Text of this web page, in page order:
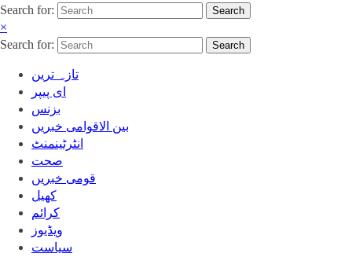
Search for: Search
×
Search for:
Search
تازہ ترین
ای پیپر
بزنس
بین الاقوامی خبریں
انٹرٹینمنٹ
صحت
قومی خبریں
کھیل
‎کرائم
ویڈیوز
سیاست